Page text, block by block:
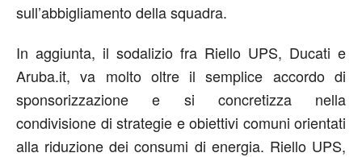
sull’abbigliamento della squadra.
In aggiunta, il sodalizio fra Riello UPS, Ducati e
Aruba.it, va molto oltre il semplice accordo di
sponsorizzazione e si concretizza nella
condivisione di strategie e obiettivi comuni orientati
alla riduzione dei consumi di energia. Riello UPS,